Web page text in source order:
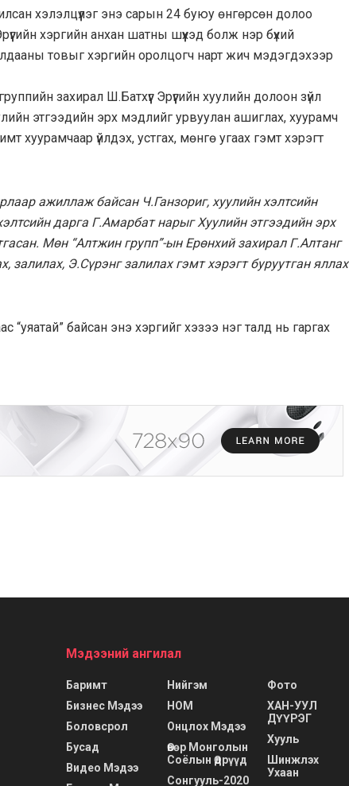
хэлэлцүүлэг энэ сарын 24 буюу өнгөрсөн долоо
хэргийн анхан шатны шүүхэд болж нэр бүхий
товыг хэргийн оролцогч нарт жич мэдэгдэхээр
захирал Ш.Батхүүг Эрүүгийн хуулийн долоон зүйл
этгээдийн эрх мэдлийг урвуулан ашиглах, хуурамч
хуурамчаар үйлдэх, устгах, мөнгө угаах гэмт хэрэгт
ажиллаж байсан Ч.Ганзориг, хуулийн хэлтсийн
дарга Г.Амарбат нарыг Хуулийн этгээдийн эрх
Мөн “Алтжин групп”-ын Ерөнхий захирал Г.Алтанг
залилах, Э.Сүрэнг залилах гэмт хэрэгт буруутган яллах
байсан энэ хэргийг хэзээ нэг талд нь гаргах
Мэдээний ангилал
Баримт
Бизнес Мэдээ
Боловсрол
Бусад
Видео Мэдээ
Нийгэм
НОМ
Онцлох Мэдээ
Өвөр Монголын
Соёлын Өдрүүд
Сонгууль-2020
Фото
ХАН-УУЛ
ДҮҮРЭГ
Хууль
Шинжлэх
Ухаан